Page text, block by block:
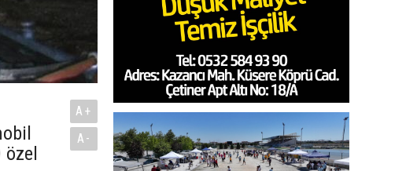
A+
A-